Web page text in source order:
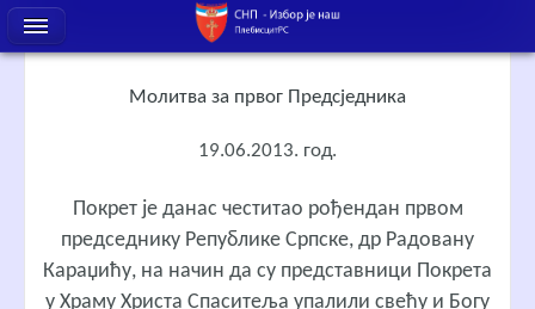
Молитва за првог Предсједника
19.06.2013. год.
Покрет је данас честитао рођендан првом
председнику Републике Српске, др Радовану
Караџићу, на начин да су представници Покрета
у Храму Христа Спаситеља упалили свећу и Богу